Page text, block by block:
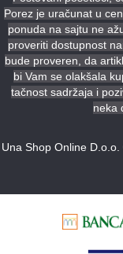
Porez je uračunat u
ponuda na sajtu ne
proveriti dostupnost
bude proveren, da
bi Vam se olakšala
tačnost sadržaja i
neka
Una Shop Online